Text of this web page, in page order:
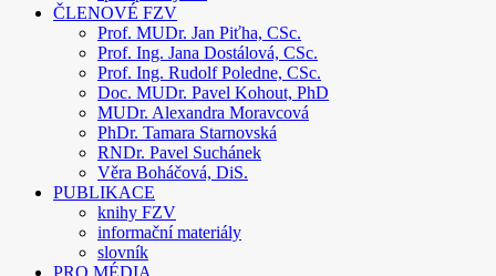
ČLENOVÉ FZV
Prof. MUDr. Jan Piťha, CSc.
Prof. Ing. Jana Dostálová, CSc.
Prof. Ing. Rudolf Poledne, CSc.
Doc. MUDr. Pavel Kohout, PhD
MUDr. Alexandra Moravcová
PhDr. Tamara Starnovská
RNDr. Pavel Suchánek
Věra Boháčová, DiS.
PUBLIKACE
knihy FZV
informační materiály
slovník
PRO MÉDIA